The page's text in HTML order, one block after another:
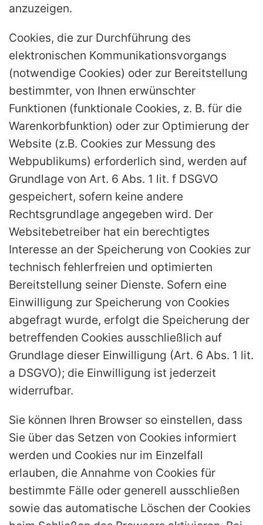
anzuzeigen.
Cookies, die zur Durchführung des
elektronischen Kommunikationsvorgangs
(notwendige Cookies) oder zur Bereitstellung
bestimmter, von Ihnen erwünschter
Funktionen (funktionale Cookies, z. B. für die
Warenkorbfunktion) oder zur Optimierung der
Website (z.B. Cookies zur Messung des
Webpublikums) erforderlich sind, werden auf
Grundlage von Art. 6 Abs. 1 lit. f DSGVO
gespeichert, sofern keine andere
Rechtsgrundlage angegeben wird. Der
Websitebetreiber hat ein berechtigtes
Interesse an der Speicherung von Cookies zur
technisch fehlerfreien und optimierten
Bereitstellung seiner Dienste. Sofern eine
Einwilligung zur Speicherung von Cookies
abgefragt wurde, erfolgt die Speicherung der
betreffenden Cookies ausschließlich auf
Grundlage dieser Einwilligung (Art. 6 Abs. 1 lit.
a DSGVO); die Einwilligung ist jederzeit
widerrufbar.
Sie können Ihren Browser so einstellen, dass
Sie über das Setzen von Cookies informiert
werden und Cookies nur im Einzelfall
erlauben, die Annahme von Cookies für
bestimmte Fälle oder generell ausschließen
sowie das automatische Löschen der Cookies